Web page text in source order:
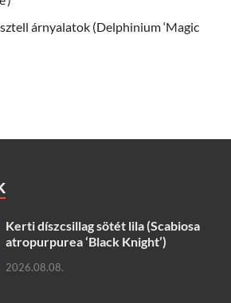
árnyalatok (Delphinium ‘Magic
Kerti díszcsillag sötét lila (Scabiosa
atropurpurea ‘Black Knight’)
2026.08.08.